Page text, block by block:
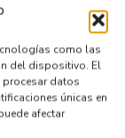
como las
del dispositivo. El
datos
únicas en
afectar